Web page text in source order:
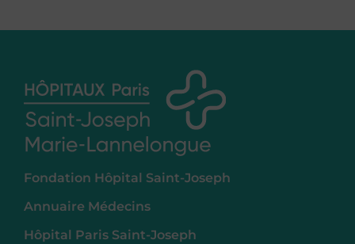
Fondation Hôpital Saint-Joseph
Annuaire Médecins
Hôpital Paris Saint-Joseph